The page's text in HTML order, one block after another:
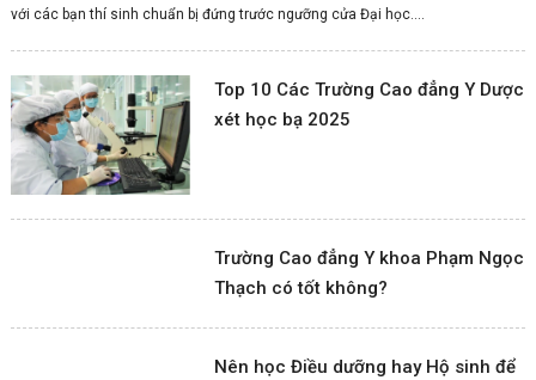
với các bạn thí sinh chuẩn bị đứng trước ngưỡng cửa Đại học....
Top 10 Các Trường Cao đẳng Y Dược
xét học bạ 2025
Trường Cao đẳng Y khoa Phạm Ngọc
Thạch có tốt không?
Nên học Điều dưỡng hay Hộ sinh để